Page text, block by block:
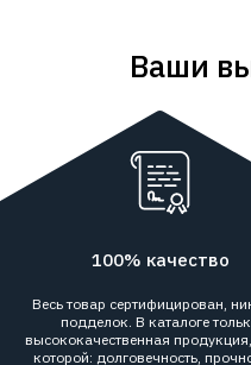
Ваши
100% качество
Весь товар сертифицирован,
подделок. В каталоге
высококачественная
которой: долговечность,